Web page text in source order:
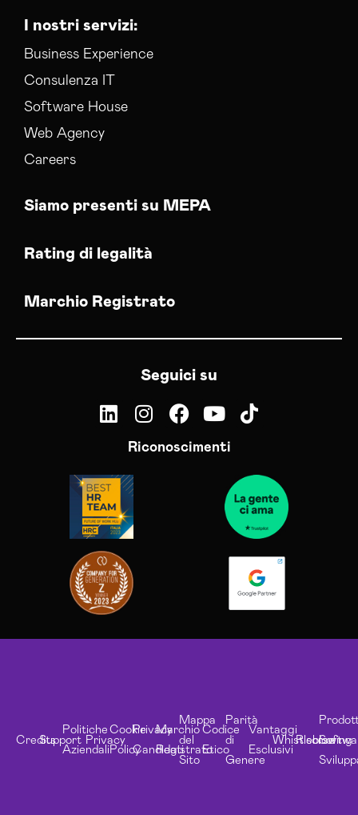
I nostri servizi:
Business Experience
Consulenza IT
Software House
Web Agency
Careers
Siamo presenti su MEPA
Rating di legalità
Marchio Registrato
Seguici su
Riconoscimenti
CreditsSupport
Politiche
Aziendali
Privacy
Cookie
Policy
Privacy
Candidati
Marchio
Registrato
Mappa
del
Sito
Codice
Etico
Parità
di
Genere
Vantaggi
Esclusivi
Whistleblowing
Risorse